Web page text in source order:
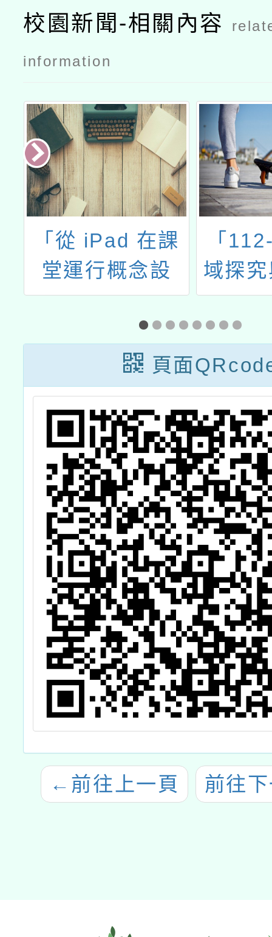
養」公文
校園新聞-相關內容
information
「112-2社會領
域探究與實作教
師增能研習-歷史
學探究-探究與實
作如何促進歷史
思維的開展」
114
競賽
說、
頁面
← 前往上一頁 前往